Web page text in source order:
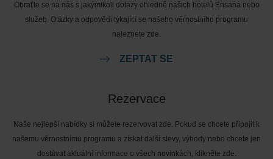
Obraťte se na nás s jakýmikoli dotazy ohledně našich hotelů Ensana nebo
služeb. Otázky a odpovědi týkající se našeho věrnostního programu
naleznete zde.
ZEPTAT SE
Rezervace
Naše nejlepší nabídky si můžete rezervovat zde. Pokud se chcete připojit k
našemu věrnostnímu programu a získat další slevy, výhody nebo chcete jen
dostávat aktuální informace o všech novinkách, klikněte zde.